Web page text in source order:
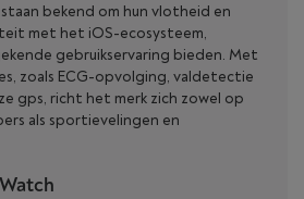
bekend om hun vlotheid en
met het iOS-ecosysteem,
gebruikservaring bieden. Met
zoals ECG-opvolging, valdetectie
gps, richt het merk zich zowel op
als sportievelingen en